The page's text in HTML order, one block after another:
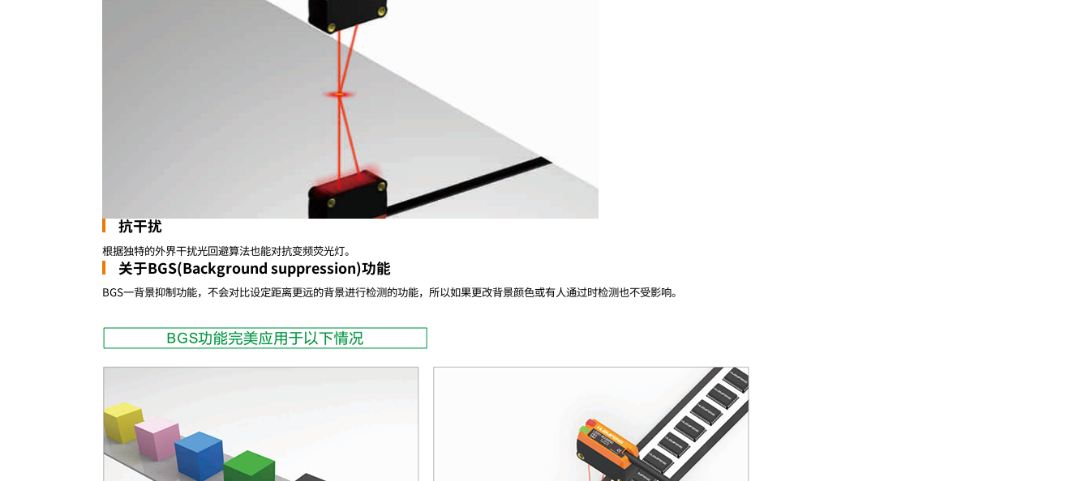
抗干扰
根据独特的外界干扰光回避算法也能对抗变频荧光灯。
关于BGS(Background suppression)功能
BGS一背景抑制功能，不会对比设定距离更远的背景进行检测的功能，所以如果更改背景颜色或有人通过时检测也不受影响。